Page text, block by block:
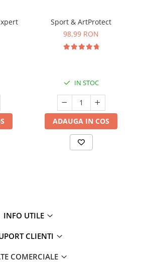
Sport & ArtProtect
98,99 RON
IN STOC
ADAUGA IN COS
INFO UTILE
CLIENTI
COMERCIALE